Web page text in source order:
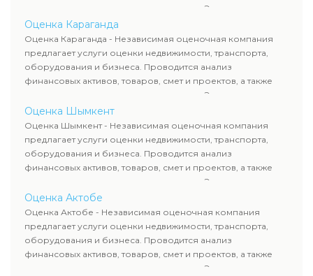
оценка животных и недропользования. Эксперты
определяют рыночную стоимость имущества и
рассчитывают ущерб. Все отчеты соответствуют
требованиям законодательства и используются для
сделок, кредитования и судебных процессов.
Оценка Караганда
Оценка Караганда - Независимая оценочная компания
предлагает услуги оценки недвижимости, транспорта,
оборудования и бизнеса. Проводится анализ
финансовых активов, товаров, смет и проектов, а также
оценка животных и недропользования. Эксперты
определяют рыночную стоимость имущества и
рассчитывают ущерб. Все отчеты соответствуют
требованиям законодательства и используются для
сделок, кредитования и судебных процессов.
Оценка Шымкент
Оценка Шымкент - Независимая оценочная компания
предлагает услуги оценки недвижимости, транспорта,
оборудования и бизнеса. Проводится анализ
финансовых активов, товаров, смет и проектов, а также
оценка животных и недропользования. Эксперты
определяют рыночную стоимость имущества и
рассчитывают ущерб. Все отчеты соответствуют
требованиям законодательства и используются для
сделок, кредитования и судебных процессов.
Оценка Актобе
Оценка Актобе - Независимая оценочная компания
предлагает услуги оценки недвижимости, транспорта,
оборудования и бизнеса. Проводится анализ
финансовых активов, товаров, смет и проектов, а также
оценка животных и недропользования. Эксперты